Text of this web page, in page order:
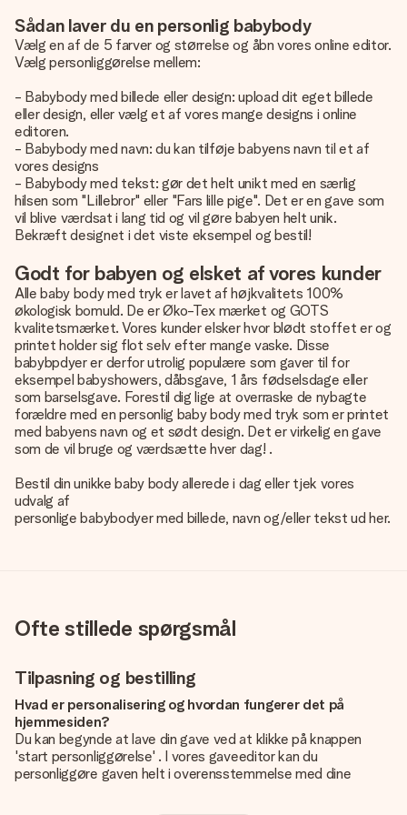
Sådan laver du en personlig babybody
Vælg en af de 5 farver og størrelse og åbn vores online editor.
Vælg personliggørelse mellem:
- Babybody med billede eller design: upload dit eget billede
eller design, eller vælg et af vores mange designs i online
editoren.
- Babybody med navn: du kan tilføje babyens navn til et af
vores designs
- Babybody med tekst: gør det helt unikt med en særlig
hilsen som "Lillebror" eller "Fars lille pige". Det er en gave som
vil blive værdsat i lang tid og vil gøre babyen helt unik.
Bekræft designet i det viste eksempel og bestil!
Godt for babyen og elsket af vores kunder
Alle baby body med tryk er lavet af højkvalitets 100%
økologisk bomuld. De er Øko-Tex mærket og GOTS
kvalitetsmærket. Vores kunder elsker hvor blødt stoffet er og
printet holder sig flot selv efter mange vaske. Disse
babybpdyer er derfor utrolig populære som gaver til for
eksempel babyshowers, dåbsgave, 1 års fødselsdage eller
som barselsgave. Forestil dig lige at overraske de nybagte
forældre med en personlig baby body med tryk som er printet
med babyens navn og et sødt design. Det er virkelig en gave
som de vil bruge og værdsætte hver dag! .
Bestil din unikke baby body allerede i dag eller tjek vores
udvalg af
personlige babybodyer med billede, navn og/eller tekst ud her.
Ofte stillede spørgsmål
Tilpasning og bestilling
Hvad er personalisering og hvordan fungerer det på
hjemmesiden?
Du kan begynde at lave din gave ved at klikke på knappen
'start personliggørelse' . I vores gaveeditor kan du
personliggøre gaven helt i overensstemmelse med dine